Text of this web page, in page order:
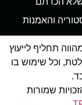
והאמנות
תחליף לייעוץ
וכל שימוש בו
שמורות